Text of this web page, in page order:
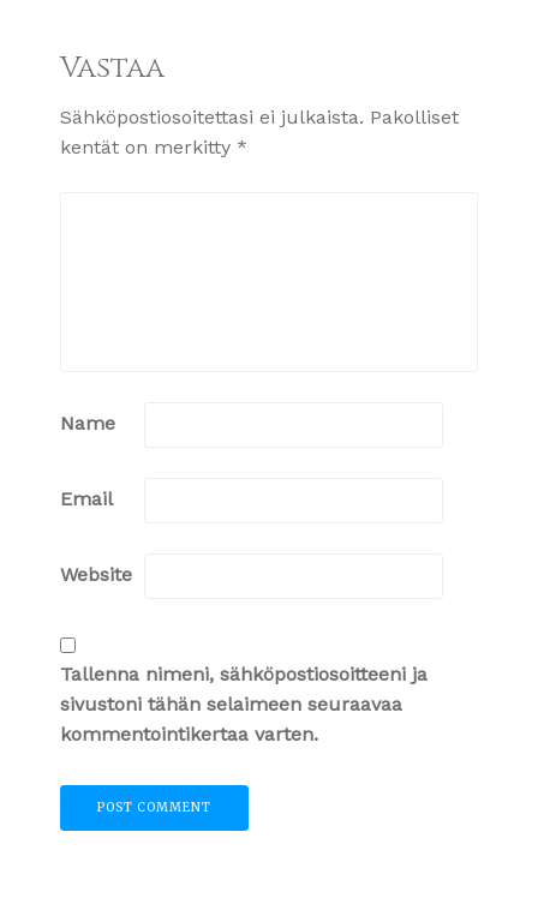
Vastaa
Sähköpostiosoitettasi ei julkaista. Pakolliset
kentät on merkitty *
Name
Email
Website
Tallenna nimeni, sähköpostiosoitteeni ja
sivustoni tähän selaimeen seuraavaa
kommentointikertaa varten.